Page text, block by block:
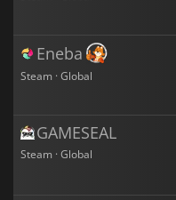
Eneba
Steam · Global
GAMESEAL
Steam · Global